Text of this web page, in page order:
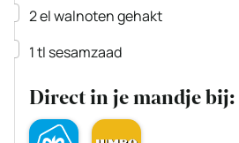
▢
2elwalnotengehakt
▢
1tl sesamzaad
Direct in je mandje bij: